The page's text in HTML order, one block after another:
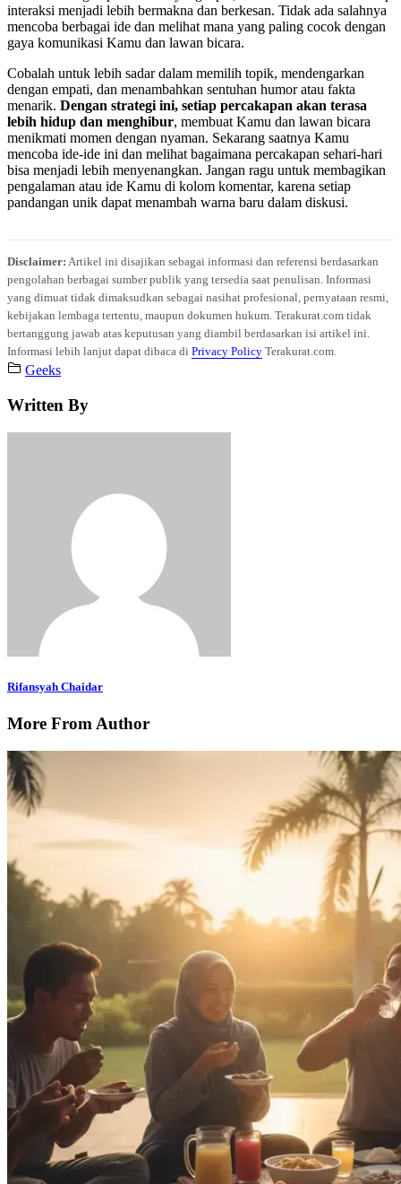
interaksi menjadi lebih bermakna dan berkesan. Tidak ada salahnya
mencoba berbagai ide dan melihat mana yang paling cocok dengan
gaya komunikasi Kamu dan lawan bicara.
Cobalah untuk lebih sadar dalam memilih topik, mendengarkan
dengan empati, dan menambahkan sentuhan humor atau fakta
menarik. Dengan strategi ini, setiap percakapan akan terasa
lebih hidup dan menghibur, membuat Kamu dan lawan bicara
menikmati momen dengan nyaman. Sekarang saatnya Kamu
mencoba ide-ide ini dan melihat bagaimana percakapan sehari-hari
bisa menjadi lebih menyenangkan. Jangan ragu untuk membagikan
pengalaman atau ide Kamu di kolom komentar, karena setiap
pandangan unik dapat menambah warna baru dalam diskusi.
Disclaimer: Artikel ini disajikan sebagai informasi dan referensi berdasarkan
pengolahan berbagai sumber publik yang tersedia saat penulisan. Informasi
yang dimuat tidak dimaksudkan sebagai nasihat profesional, pernyataan resmi,
kebijakan lembaga tertentu, maupun dokumen hukum. Terakurat.com tidak
bertanggung jawab atas keputusan yang diambil berdasarkan isi artikel ini.
Informasi lebih lanjut dapat dibaca di Privacy Policy Terakurat.com.
Geeks
Written By
Rifansyah Chaidar
More From Author